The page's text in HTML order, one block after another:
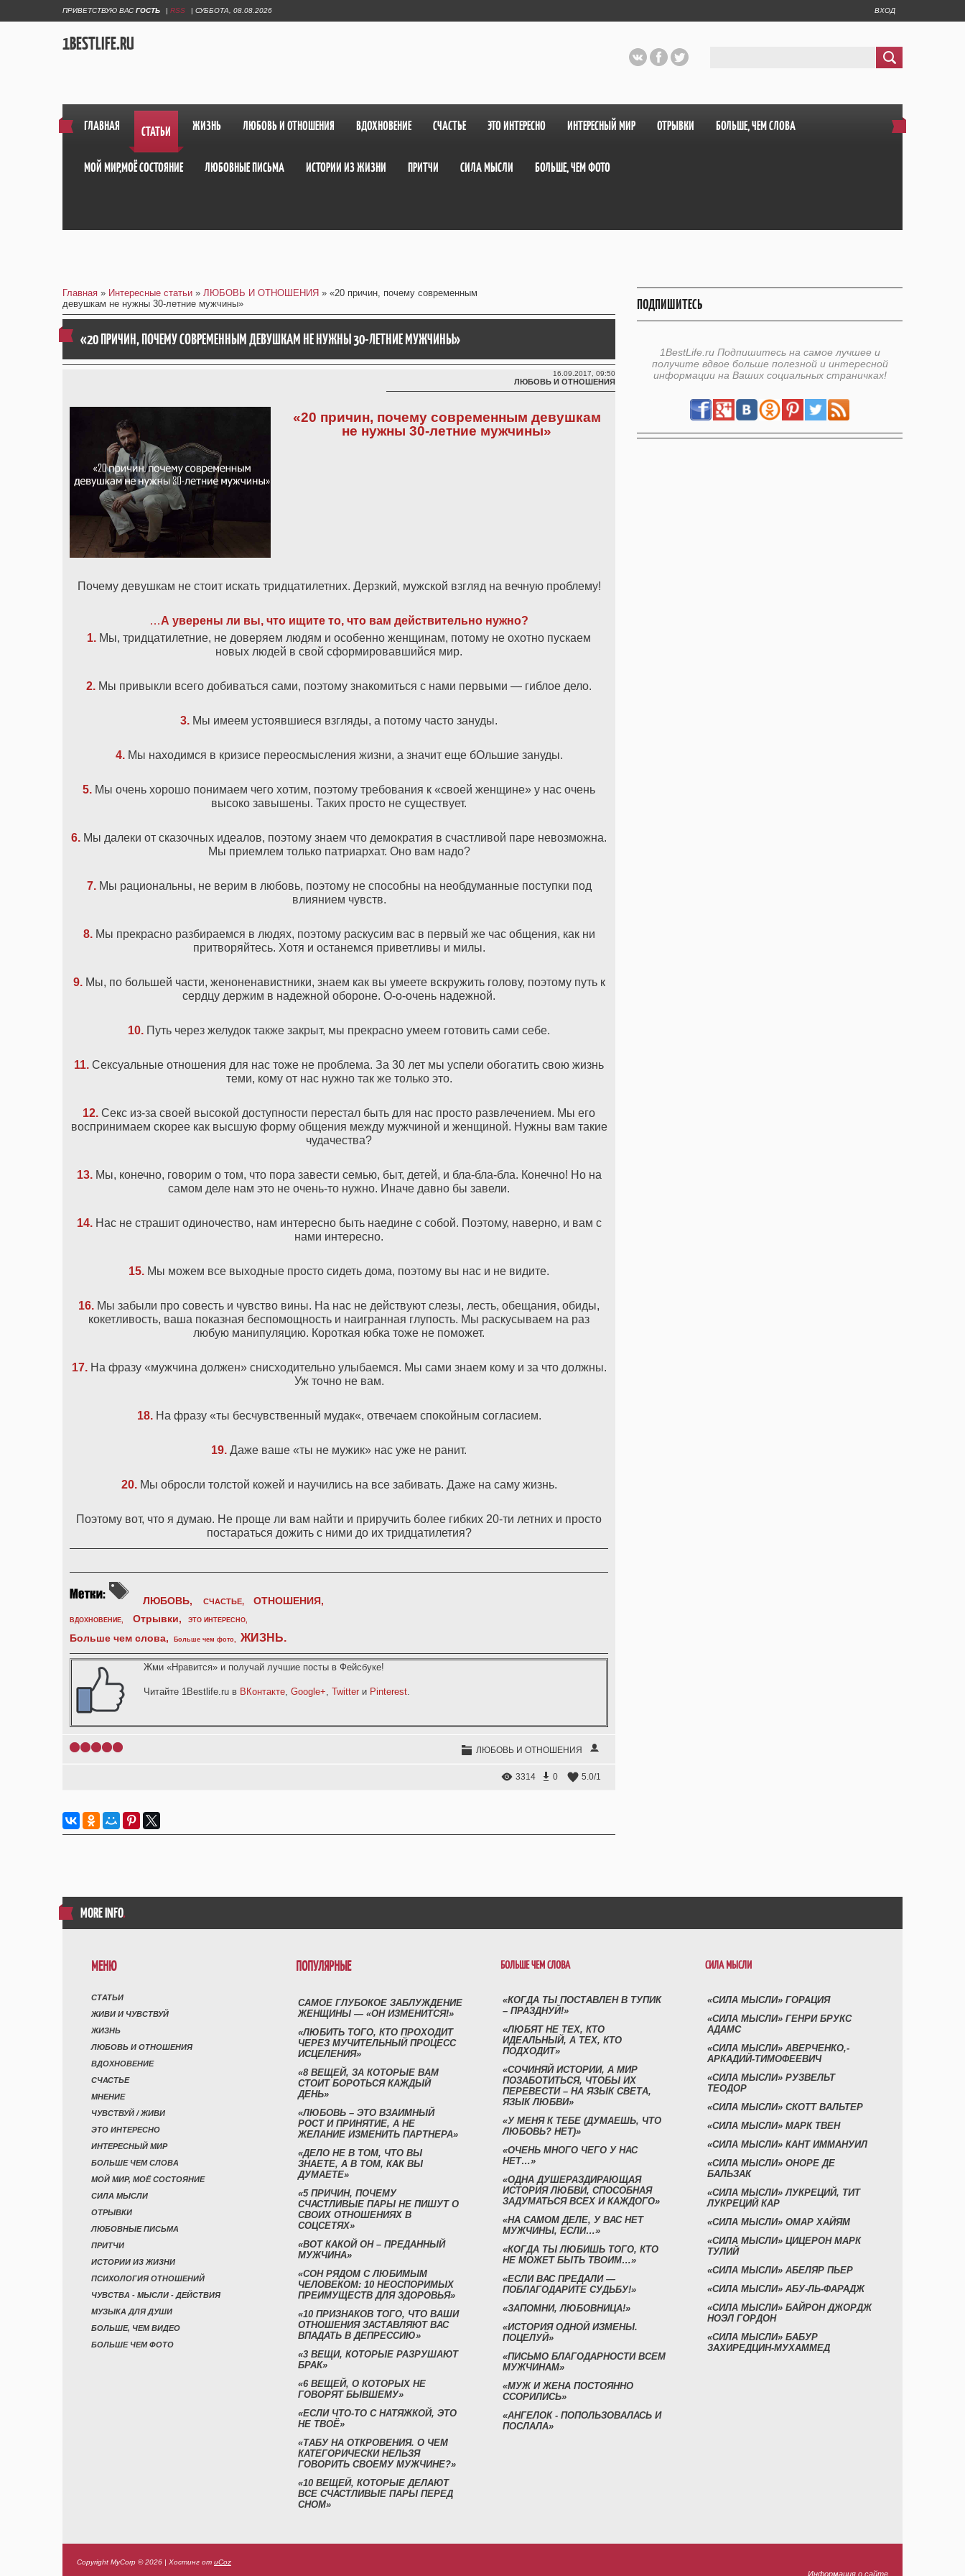
ПРИВЕТСТВУЮ ВАС ГОСТЬ | RSS | СУББОТА, 08.08.2026 ВХОД
1BESTLIFE.RU
ГЛАВНАЯ СТАТЬИ ЖИЗНЬ ЛЮБОВЬ И ОТНОШЕНИЯ ВДОХНОВЕНИЕ СЧАСТЬЕ ЭТО ИНТЕРЕСНО ИНТЕРЕСНЫЙ МИР ОТРЫВКИ БОЛЬШЕ, ЧЕМ СЛОВА
МОЙ МИР,МОЁ СОСТОЯНИЕ ЛЮБОВНЫЕ ПИСЬМА ИСТОРИИ ИЗ ЖИЗНИ ПРИТЧИ СИЛА МЫСЛИ БОЛЬШЕ, ЧЕМ ФОТО
Главная » Интересные статьи » ЛЮБОВЬ И ОТНОШЕНИЯ » «20 причин, почему современным
девушкам не нужны 30-летние мужчины»
«20 ПРИЧИН, ПОЧЕМУ СОВРЕМЕННЫМ ДЕВУШКАМ НЕ НУЖНЫ 30-ЛЕТНИЕ МУЖЧИНЫ»
16.09.2017, 09:50
ЛЮБОВЬ И ОТНОШЕНИЯ
«20 причин, почему современным девушкам
не нужны 30-летние мужчины»
Почему девушкам не стоит искать тридцатилетних. Дерзкий, мужской взгляд на вечную проблему!
…А уверены ли вы, что ищите то, что вам действительно нужно?
1. Мы, тридцатилетние, не доверяем людям и особенно женщинам, потому не охотно пускаем
новых людей в свой сформировавшийся мир.
2. Мы привыкли всего добиваться сами, поэтому знакомиться с нами первыми — гиблое дело.
3. Мы имеем устоявшиеся взгляды, а потому часто зануды.
4. Мы находимся в кризисе переосмысления жизни, а значит еще бОльшие зануды.
5. Мы очень хорошо понимаем чего хотим, поэтому требования к «своей женщине» у нас очень
высоко завышены. Таких просто не существует.
6. Мы далеки от сказочных идеалов, поэтому знаем что демократия в счастливой паре невозможна.
Мы приемлем только патриархат. Оно вам надо?
7. Мы рациональны, не верим в любовь, поэтому не способны на необдуманные поступки под
влиянием чувств.
8. Мы прекрасно разбираемся в людях, поэтому раскусим вас в первый же час общения, как ни
притворяйтесь. Хотя и останемся приветливы и милы.
9. Мы, по большей части, женоненавистники, знаем как вы умеете вскружить голову, поэтому путь к
сердцу держим в надежной обороне. О-о-очень надежной.
10. Путь через желудок также закрыт, мы прекрасно умеем готовить сами себе.
11. Сексуальные отношения для нас тоже не проблема. За 30 лет мы успели обогатить свою жизнь
теми, кому от нас нужно так же только это.
12. Секс из-за своей высокой доступности перестал быть для нас просто развлечением. Мы его
воспринимаем скорее как высшую форму общения между мужчиной и женщиной. Нужны вам такие
чудачества?
13. Мы, конечно, говорим о том, что пора завести семью, быт, детей, и бла-бла-бла. Конечно! Но на
самом деле нам это не очень-то нужно. Иначе давно бы завели.
14. Нас не страшит одиночество, нам интересно быть наедине с собой. Поэтому, наверно, и вам с
нами интересно.
15. Мы можем все выходные просто сидеть дома, поэтому вы нас и не видите.
16. Мы забыли про совесть и чувство вины. На нас не действуют слезы, лесть, обещания, обиды,
кокетливость, ваша показная беспомощность и наигранная глупость. Мы раскусываем на раз
любую манипуляцию. Короткая юбка тоже не поможет.
17.На фразу «мужчина должен» снисходительно улыбаемся. Мы сами знаем кому и за что должны.
Уж точно не вам.
18. На фразу «ты бесчувственный мудак«, отвечаем спокойным согласием.
19. Даже ваше «ты не мужик» нас уже не ранит.
20.Мы обросли толстой кожей и научились на все забивать. Даже на саму жизнь.
Поэтому вот, что я думаю. Не проще ли вам найти и приручить более гибких 20-ти летних и просто
постараться дожить с ними до их тридцатилетия?
ЛЮБОВЬ, СЧАСТЬЕ, ОТНОШЕНИЯ,
ВДОХНОВЕНИЕ, Отрывки, ЭТО ИНТЕРЕСНО,
Больше чем слова, Больше чем фото, ЖИЗНЬ.
Жми «Нравится» и получай лучшие посты в Фейсбуке!
Читайте 1Bestlife.ru в ВКонтакте, Google+, Twitter и Pinterest.
1 2 3 4 ЛЮБОВЬ И ОТНОШЕНИЯ
3314 0 5.0/1
ПОДПИШИТЕСЬ
1BestLife.ru Подпишитесь на самое лучшее и
получите вдвое больше полезной и интересной
информации на Ваших социальных страничках!
MORE INFO.
МЕНЮ
СТАТЬИ
ЖИВИ И ЧУВСТВУЙ
ЖИЗНЬ
ЛЮБОВЬ И ОТНОШЕНИЯ
ВДОХНОВЕНИЕ
СЧАСТЬЕ
МНЕНИЕ
ЧУВСТВУЙ / ЖИВИ
ЭТО ИНТЕРЕСНО
ИНТЕРЕСНЫЙ МИР
БОЛЬШЕ ЧЕМ СЛОВА
МОЙ МИР, МОЁ СОСТОЯНИЕ
СИЛА МЫСЛИ
ОТРЫВКИ
ЛЮБОВНЫЕ ПИСЬМА
ПРИТЧИ
ИСТОРИИ ИЗ ЖИЗНИ
ПСИХОЛОГИЯ ОТНОШЕНИЙ
ЧУВСТВА - МЫСЛИ - ДЕЙСТВИЯ
МУЗЫКА ДЛЯ ДУШИ
БОЛЬШЕ, ЧЕМ ВИДЕО
БОЛЬШЕ ЧЕМ ФОТО
ПОПУЛЯРНЫЕ
САМОЕ ГЛУБОКОЕ ЗАБЛУЖДЕНИЕ
ЖЕНЩИНЫ — «ОН ИЗМЕНИТСЯ!»
«ЛЮБИТЬ ТОГО, КТО ПРОХОДИТ
ЧЕРЕЗ МУЧИТЕЛЬНЫЙ ПРОЦЕСС
ИСЦЕЛЕНИЯ»
«8 ВЕЩЕЙ, ЗА КОТОРЫЕ ВАМ
СТОИТ БОРОТЬСЯ КАЖДЫЙ
ДЕНЬ»
«ЛЮБОВЬ – ЭТО ВЗАИМНЫЙ
РОСТ И ПРИНЯТИЕ, А НЕ
ЖЕЛАНИЕ ИЗМЕНИТЬ ПАРТНЕРА»
«ДЕЛО НЕ В ТОМ, ЧТО ВЫ
ЗНАЕТЕ, А В ТОМ, КАК ВЫ
ДУМАЕТЕ»
«5 ПРИЧИН, ПОЧЕМУ
СЧАСТЛИВЫЕ ПАРЫ НЕ ПИШУТ О
СВОИХ ОТНОШЕНИЯХ В
СОЦСЕТЯХ»
«ВОТ КАКОЙ ОН – ПРЕДАННЫЙ
МУЖЧИНА»
«СОН РЯДОМ С ЛЮБИМЫМ
ЧЕЛОВЕКОМ: 10 НЕОСПОРИМЫХ
ПРЕИМУЩЕСТВ ДЛЯ ЗДОРОВЬЯ»
«10 ПРИЗНАКОВ ТОГО, ЧТО ВАШИ
ОТНОШЕНИЯ ЗАСТАВЛЯЮТ ВАС
ВПАДАТЬ В ДЕПРЕССИЮ»
«3 ВЕЩИ, КОТОРЫЕ РАЗРУШАЮТ
БРАК»
«6 ВЕЩЕЙ, О КОТОРЫХ НЕ
ГОВОРЯТ БЫВШЕМУ»
«ЕСЛИ ЧТО-ТО С НАТЯЖКОЙ, ЭТО
НЕ ТВОЁ»
«ТАБУ НА ОТКРОВЕНИЯ. О ЧЕМ
КАТЕГОРИЧЕСКИ НЕЛЬЗЯ
ГОВОРИТЬ СВОЕМУ МУЖЧИНЕ?»
«10 ВЕЩЕЙ, КОТОРЫЕ ДЕЛАЮТ
ВСЕ СЧАСТЛИВЫЕ ПАРЫ ПЕРЕД
СНОМ»
БОЛЬШЕ ЧЕМ СЛОВА
«КОГДА ТЫ ПОСТАВЛЕН В ТУПИК
– ПРАЗДНУЙ!»
«ЛЮБЯТ НЕ ТЕХ, КТО
ИДЕАЛЬНЫЙ, А ТЕХ, КТО
ПОДХОДИТ»
«СОЧИНЯЙ ИСТОРИИ, А МИР
ПОЗАБОТИТЬСЯ, ЧТОБЫ ИХ
ПЕРЕВЕСТИ – НА ЯЗЫК СВЕТА,
ЯЗЫК ЛЮБВИ»
«У МЕНЯ К ТЕБЕ (ДУМАЕШЬ, ЧТО
ЛЮБОВЬ? НЕТ)»
«ОЧЕНЬ МНОГО ЧЕГО У НАС
НЕТ…»
«ОДНА ДУШЕРАЗДИРАЮЩАЯ
ИСТОРИЯ ЛЮБВИ, СПОСОБНАЯ
ЗАДУМАТЬСЯ ВСЕХ И КАЖДОГО»
«НА САМОМ ДЕЛЕ, У ВАС НЕТ
МУЖЧИНЫ, ЕСЛИ…»
«КОГДА ТЫ ЛЮБИШЬ ТОГО, КТО
НЕ МОЖЕТ БЫТЬ ТВОИМ…»
«ЕСЛИ ВАС ПРЕДАЛИ —
ПОБЛАГОДАРИТЕ СУДЬБУ!»
«ЗАПОМНИ, ЛЮБОВНИЦА!»
«ИСТОРИЯ ОДНОЙ ИЗМЕНЫ.
ПОЦЕЛУЙ»
«ПИСЬМО БЛАГОДАРНОСТИ ВСЕМ
МУЖЧИНАМ»
«МУЖ И ЖЕНА ПОСТОЯННО
ССОРИЛИСЬ»
«АНГЕЛОК - ПОПОЛЬЗОВАЛАСЬ И
ПОСЛАЛА»
СИЛА МЫСЛИ
«СИЛА МЫСЛИ» ГОРАЦИЯ
«СИЛА МЫСЛИ» ГЕНРИ БРУКС
АДАМС
«СИЛА МЫСЛИ» АВЕРЧЕНКО,-
АРКАДИЙ-ТИМОФЕЕВИЧ
«СИЛА МЫСЛИ» РУЗВЕЛЬТ
ТЕОДОР
«СИЛА МЫСЛИ» СКОТТ ВАЛЬТЕР
«СИЛА МЫСЛИ» МАРК ТВЕН
«СИЛА МЫСЛИ» КАНТ ИММАНУИЛ
«СИЛА МЫСЛИ» ОНОРЕ ДЕ
БАЛЬЗАК
«СИЛА МЫСЛИ» ЛУКРЕЦИЙ, ТИТ
ЛУКРЕЦИЙ КАР
«СИЛА МЫСЛИ» ОМАР ХАЙЯМ
«СИЛА МЫСЛИ» ЦИЦЕРОН МАРК
ТУЛИЙ
«СИЛА МЫСЛИ» АБЕЛЯР ПЬЕР
«СИЛА МЫСЛИ» АБУ-ЛЬ-ФАРАДЖ
«СИЛА МЫСЛИ» БАЙРОН ДЖОРДЖ
НОЭЛ ГОРДОН
«СИЛА МЫСЛИ» БАБУР
ЗАХИРЕДЦИН-МУХАММЕД
Copyright MyCorp © 2026 | Хостинг от uCoz
Информация о сайте